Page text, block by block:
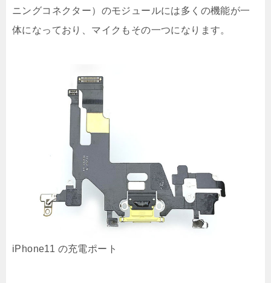
ニングコネクター）のモジュールには多くの機能が一
体になっており、マイクもその一つになります。
iPhone11 の充電ポート